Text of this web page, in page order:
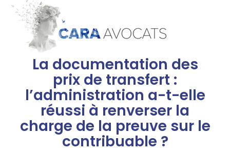
La documentation des
prix de transfert :
l’administration a-t-elle
réussi à renverser la
charge de la preuve sur le
contribuable ?